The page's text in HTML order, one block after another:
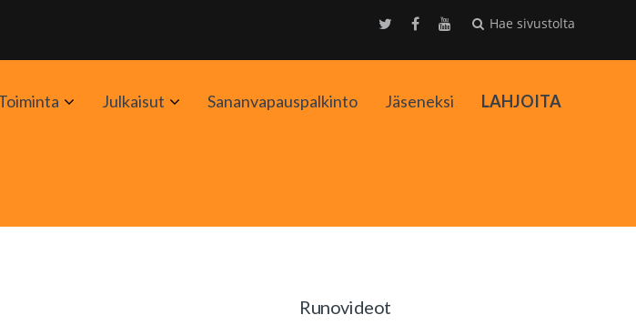
Hae sivustolta
AvaaJulkaisut AvaaSananvapauspalkinto Jäseneksi LAHJOITA
Runovideot